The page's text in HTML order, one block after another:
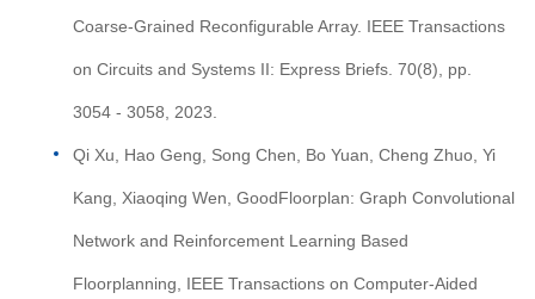
Coarse-Grained Reconfigurable Array. IEEE Transactions
on Circuits and Systems II: Express Briefs. 70(8), pp.
3054 - 3058, 2023.
Qi Xu, Hao Geng, Song Chen, Bo Yuan, Cheng Zhuo, Yi
Kang, Xiaoqing Wen, GoodFloorplan: Graph Convolutional
Network and Reinforcement Learning Based
Floorplanning, IEEE Transactions on Computer-Aided